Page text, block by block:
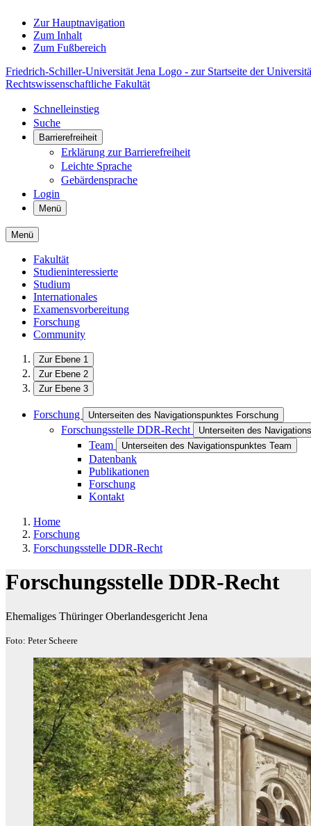
Zur Hauptnavigation
Zum Inhalt
Zum Fußbereich
Friedrich-Schiller-Universität Jena Logo - zur Startseite der
Rechtswissenschaftliche Fakultät
Schnelleinstieg
Suche
Barrierefreiheit
Erklärung zur Barrierefreiheit
Leichte Sprache
Gebärdensprache
Login
Menü
Menü
Fakultät
Studieninteressierte
Studium
Internationales
Examensvorbereitung
Forschung
Community
Zur Ebene 1
Zur Ebene 2
Zur Ebene 3
Forschung Unterseiten des Navigationspunktes Forschung
Forschungsstelle DDR-Recht Unterseiten des
Team Unterseiten des Navigationspunktes Team
Datenbank
Publikationen
Forschung
Kontakt
Home
Forschung
Forschungsstelle DDR-Recht
Forschungsstelle DDR-Recht
Ehemaliges Thüringer Oberlandesgericht Jena
Foto: Peter Scheere